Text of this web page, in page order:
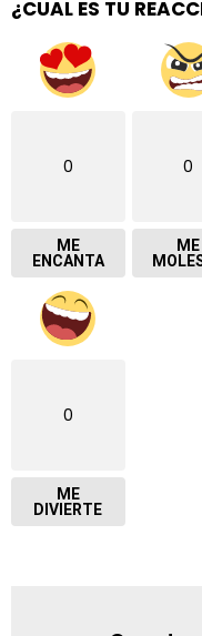
¿CUAL ES TU
0
ME
ENCANTA
0
ME
0
ME
DIVIERTE